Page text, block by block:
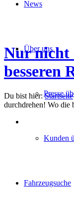
News
Über uns
Presse
Kunden
Fahrzeugsuche
Nur nicht
besseren
Du bist hier: Startseite
durchdrehen! Wo die